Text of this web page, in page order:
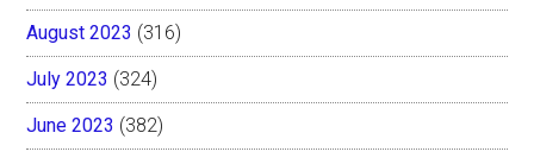
August 2023 (316)
July 2023 (324)
June 2023 (382)